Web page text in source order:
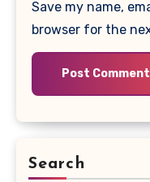
Save my name,
browser for the
Search